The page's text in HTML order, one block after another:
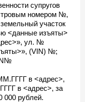
супругов
номером №,
участок
<данные изъяты>
ул. №
(VIN) №;
в <адрес>,
в <адрес>, за
000 рублей.